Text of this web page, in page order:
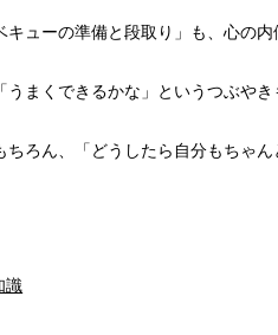
キューの準備と段取り」も、心の
うまくできるかな」というつぶや
ちろん、「どうしたら自分もちゃ
識